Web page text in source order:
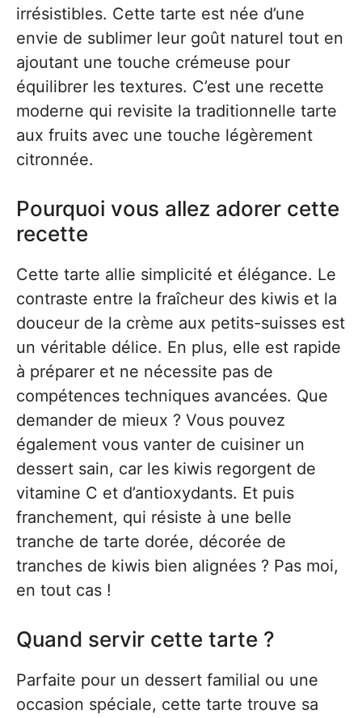
irrésistibles. Cette tarte est née d’une
envie de sublimer leur goût naturel tout en
ajoutant une touche crémeuse pour
équilibrer les textures. C’est une recette
moderne qui revisite la traditionnelle tarte
aux fruits avec une touche légèrement
citronnée.
Pourquoi vous allez adorer cette
recette
Cette tarte allie simplicité et élégance. Le
contraste entre la fraîcheur des kiwis et la
douceur de la crème aux petits-suisses est
un véritable délice. En plus, elle est rapide
à préparer et ne nécessite pas de
compétences techniques avancées. Que
demander de mieux ? Vous pouvez
également vous vanter de cuisiner un
dessert sain, car les kiwis regorgent de
vitamine C et d’antioxydants. Et puis
franchement, qui résiste à une belle
tranche de tarte dorée, décorée de
tranches de kiwis bien alignées ? Pas moi,
en tout cas !
Quand servir cette tarte ?
Parfaite pour un dessert familial ou une
occasion spéciale, cette tarte trouve sa